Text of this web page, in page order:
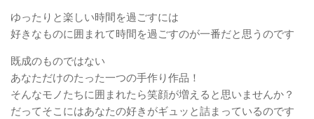
アルツハイマー型認知症
脳血管性認知症
レビー小体型認知症
若年性認知症
ゆったりと楽しい時間を過ごすには
好きなものに囲まれて時間を過ごすのが一番だと思うのです
既成のものではない
あなただけのたった一つの手作り作品！
そんなモノたちに囲まれたら笑顔が増えると思いませんか？
だってそこにはあなたの好きがギュッと詰まっているのです